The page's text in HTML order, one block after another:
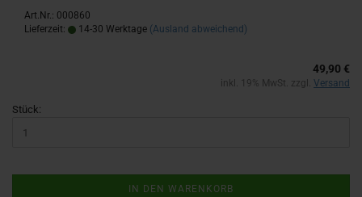
Art.Nr.: 000860
Lieferzeit:
14-30 Werktage (Ausland abweichend)
49,90 €
inkl. 19% MwSt. zzgl. Versand
Stück:
IN DEN WARENKORB